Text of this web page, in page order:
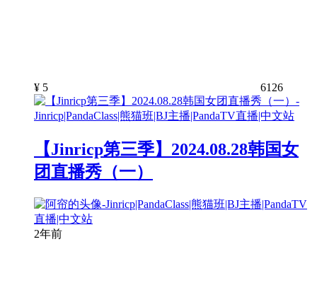
¥ 5 6126
【Jinricp第三季】2024.08.28韩国女
团直播秀（一）
2年前